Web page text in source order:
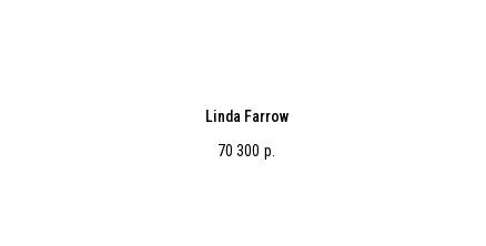
Linda Farrow
70 300 р.